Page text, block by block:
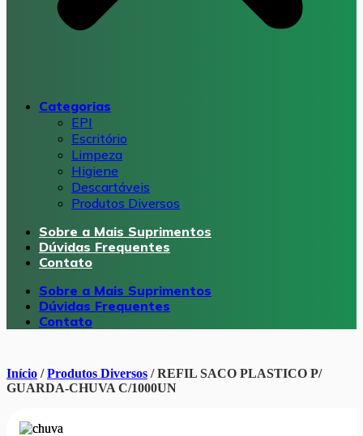
Categorias
EPI
Escritório
Limpeza
Higiene
Descartáveis
Produtos Diversos
Sobre a Mais Suprimentos
Dúvidas Frequentes
Contato
Sobre a Mais Suprimentos
Dúvidas Frequentes
Contato
Início /Produtos Diversos / REFIL SACO PLASTICO P/
GUARDA-CHUVA C/1000UN